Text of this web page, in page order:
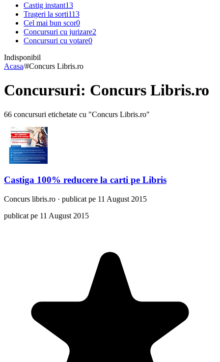
Castig instant13
Trageri la sorti113
Cel mai bun scor0
Concursuri cu jurizare2
Concursuri cu votare0
Indisponibil
Acasa/#Concurs Libris.ro
Concursuri: Concurs Libris.ro
66 concursuri etichetate cu "Concurs Libris.ro"
Castiga 100% reducere la carti pe Libris
Concurs libris.ro · publicat pe 11 August 2015
publicat pe 11 August 2015